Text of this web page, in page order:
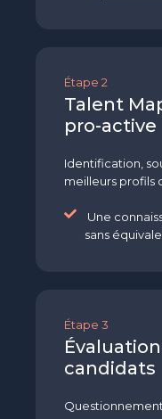
Étape 2
Talent
pro-active
Identification,
meilleurs profils
Une
sans
Étape 3
candidats